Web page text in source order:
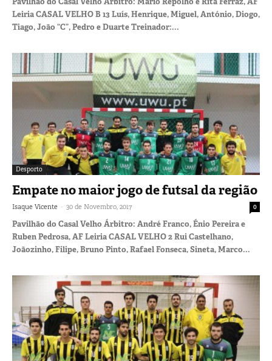
Leiria CASAL VELHO B 13 Luís, Henrique, Miguel, António, Diogo,
Tiago, João “C”, Pedro e Duarte Treinador:...
Desporto
Empate no maior jogo de futsal da região
Isaque Vicente - 30 de Novembro, 2017 0
Pavilhão do Casal Velho Árbitro: André Franco, Énio Pereira e
Ruben Pedrosa, AF Leiria CASAL VELHO 2 Rui Castelhano,
Joãozinho, Filipe, Bruno Pinto, Rafael Fonseca, Sineta, Marco...